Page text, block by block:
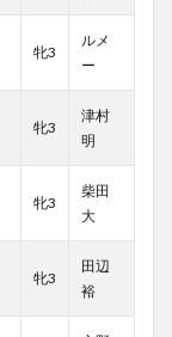
牝3
ルメ
ー
牝3
津村
明
牝3
柴田
大
牝3
田辺
裕